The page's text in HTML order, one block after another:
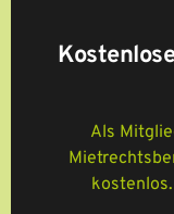
Als